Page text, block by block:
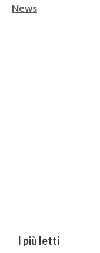
Categorie
News
I più letti